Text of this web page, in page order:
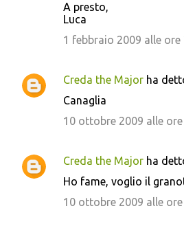
A presto,
Luca
1 febbraio 2009 alle ore
Creda the Major ha
Canaglia
10 ottobre 2009 alle ore
Creda the Major ha
Ho fame, voglio il
10 ottobre 2009 alle ore